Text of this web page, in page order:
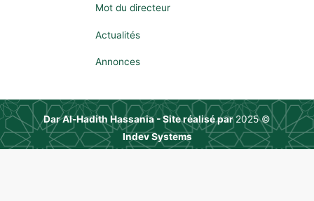
Mot du directeur
Actualités
Annonces
© 2025
Dar Al-Hadith Hassania - Site réalisé par
Indev Systems